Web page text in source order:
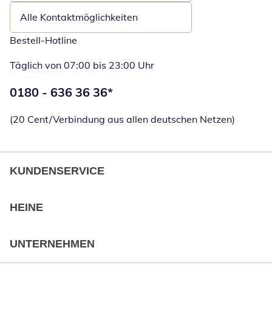
Alle Kontaktmöglichkeiten
Bestell-Hotline
Täglich von 07:00 bis 23:00 Uhr
Telefonnummer:
0180 - 636 36 36*
(20 Cent/Verbindung aus allen deutschen Netzen)
KUNDENSERVICE
HEINE
UNTERNEHMEN